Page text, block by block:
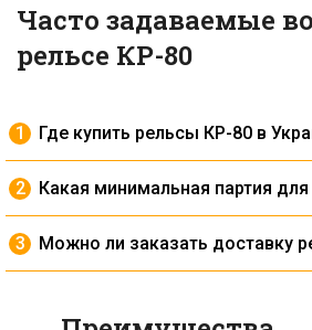
Часто задаваемые
рельсе КР-80
Где купить рельсы КР-80 в
Какая минимальная партия для
Можно ли заказать доставку